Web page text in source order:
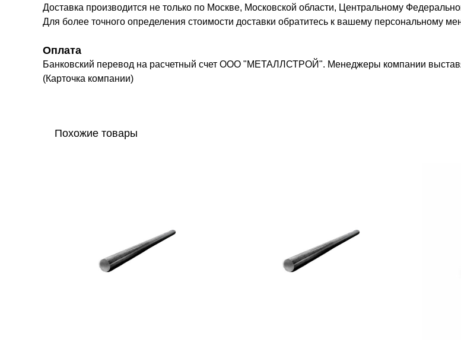
Доставка производится не только по Москве, Московской области, Центральному
Для более точного определения стоимости доставки обратитесь к вашему персональному
Оплата
Банковский перевод на расчетный счет ООО "МЕТАЛЛСТРОЙ". Менеджеры компании
(Карточка компании)
Похожие товары